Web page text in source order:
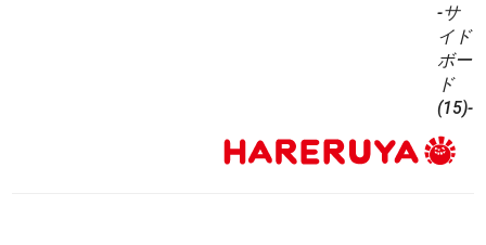
-サ
イド
ボー
ド
(15)-